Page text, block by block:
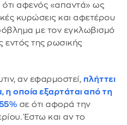
αφενός «απαντά» ως
κυρώσεις και αφετέρου
με τον εγκλωβισμό
εντός της ρωσικής
αν εφαρμοστεί, πλήττει
η οποία εξαρτάται από τη
σε ότι αφορά την
Έστω και αν το